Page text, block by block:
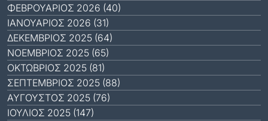
ΦΕΒΡΟΥΆΡΙΟΣ 2026 (40)
ΙΑΝΟΥΆΡΙΟΣ 2026 (31)
ΔΕΚΈΜΒΡΙΟΣ 2025 (64)
ΝΟΈΜΒΡΙΟΣ 2025 (65)
ΟΚΤΏΒΡΙΟΣ 2025 (81)
ΣΕΠΤΈΜΒΡΙΟΣ 2025 (88)
ΑΎΓΟΥΣΤΟΣ 2025 (76)
ΙΟΎΛΙΟΣ 2025 (147)